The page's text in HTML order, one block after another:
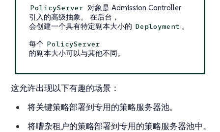
PolicyServer 对象是 Admission Controller
引入的高级抽象。 在后台，
会创建一个具有特定副本大小的 Deployment 。
每个 PolicyServer
的副本大小可以与其他不同。
这允许出现以下有趣的场景：
将关键策略部署到专用的策略服务器池。
将嘈杂租户的策略部署到专用的策略服务器池中。